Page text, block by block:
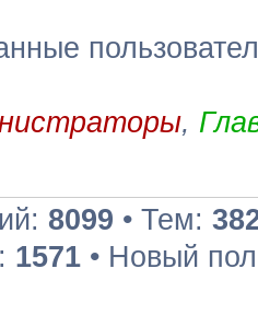
,
8099 • Тем:
1571 • Новый